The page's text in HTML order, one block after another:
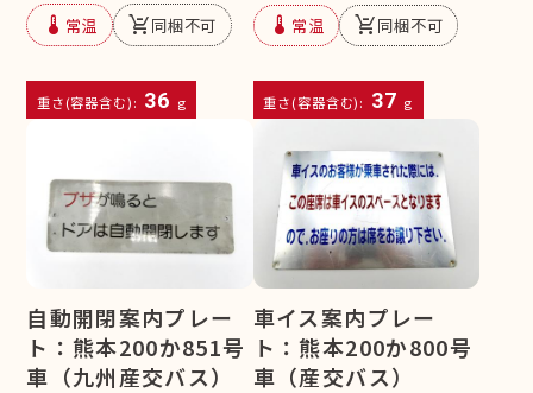
device_thermostat 常温 remove_shopping_cart同梱不可
重さ(容器含む): 36 g
device_thermostat 常温 remove_shopping_cart同梱不可
重さ(容器含む): 37 g
自動開閉案内プレー
ト：熊本200か851号
車（九州産交バス）
車イス案内プレー
ト：熊本200か800号
車（産交バス）